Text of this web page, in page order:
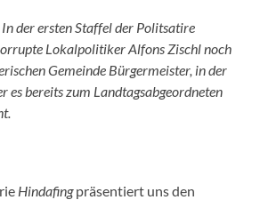
In der ersten Staffel der Politsatire
Lokalpolitiker Alfons Zischl noch
Gemeinde Bürgermeister, in der
es bereits zum Landtagsabgeordneten
Hindafingpräsentiert uns den